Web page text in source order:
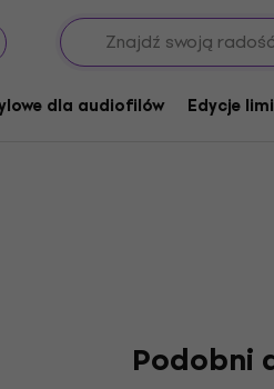
dla audiofilów Edycje
The Sun
Podobni